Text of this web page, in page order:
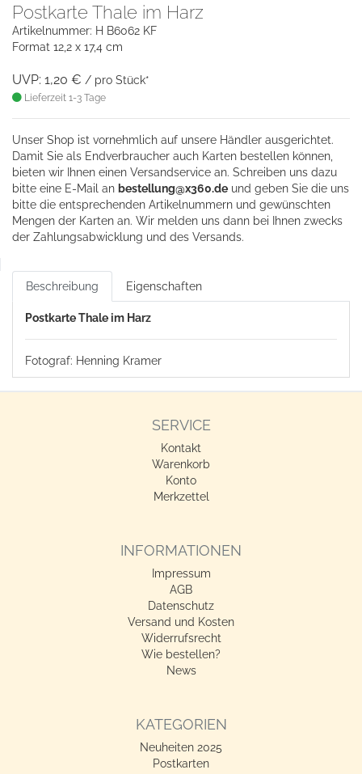
Postkarte Thale im Harz
Artikelnummer: H B6062 KF
Format 12,2 x 17,4 cm
UVP: 1,20 € / pro Stück*
Lieferzeit 1-3 Tage
Unser Shop ist vornehmlich auf unsere Händler ausgerichtet.
Damit Sie als Endverbraucher auch Karten bestellen können,
bieten wir Ihnen einen Versandservice an. Schreiben uns dazu
bitte eine E-Mail an bestellung@x360.de und geben Sie die uns
bitte die entsprechenden Artikelnummern und gewünschten
Mengen der Karten an. Wir melden uns dann bei Ihnen zwecks
der Zahlungsabwicklung und des Versands.
Beschreibung Eigenschaften
Postkarte Thale im Harz
Fotograf: Henning Kramer
SERVICE
Kontakt
Warenkorb
Konto
Merkzettel
INFORMATIONEN
Impressum
AGB
Datenschutz
Versand und Kosten
Widerrufsrecht
Wie bestellen?
News
KATEGORIEN
Neuheiten 2025
Postkarten